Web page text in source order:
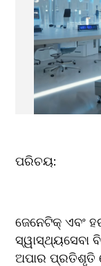
ପରିଚୟ:
ଜେନେଟିକ୍ ଏବଂ
ସ୍ୱାସ୍ଥ୍ୟସେବା
ଅପାର ପ୍ରତିଶୃତି